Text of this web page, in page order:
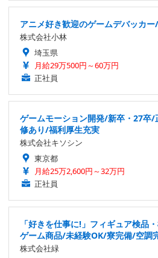
アニメ好き歓迎のゲームデバッカ
株式会社小林
埼玉県
月給29万500円～60万円
正社員
ゲームモーション開発/新卒・27卒
修あり/福利厚生充実
株式会社キソシン
東京都
月給25万2,600円～32万円
正社員
「好きを仕事に!」フィギュア検品
ゲーム商品/未経験OK/寮完備/空調
株式会社緑